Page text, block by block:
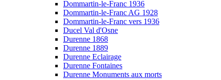
Dommartin-le-Franc 1936
Dommartin-le-Franc AG 1928
Dommartin-le-Franc vers 1936
Ducel Val d'Osne
Durenne 1868
Durenne 1889
Durenne Eclairage
Durenne Fontaines
Durenne Monuments aux morts